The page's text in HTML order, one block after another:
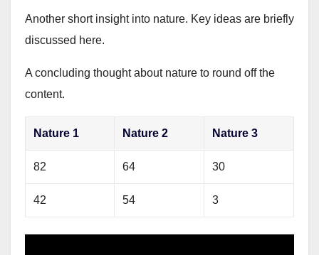
Another short insight into nature. Key ideas are briefly
discussed here.
A concluding thought about nature to round off the
content.
Nature 1 Nature 2 Nature 3
82 64 30
42 54 3